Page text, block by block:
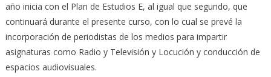
año inicia con el Plan de Estudios E, al igual que segundo, que
continuará durante el presente curso, con lo cual se prevé la
incorporación de periodistas de los medios para impartir
asignaturas como Radio y Televisión y Locución y conducción de
espacios audiovisuales.